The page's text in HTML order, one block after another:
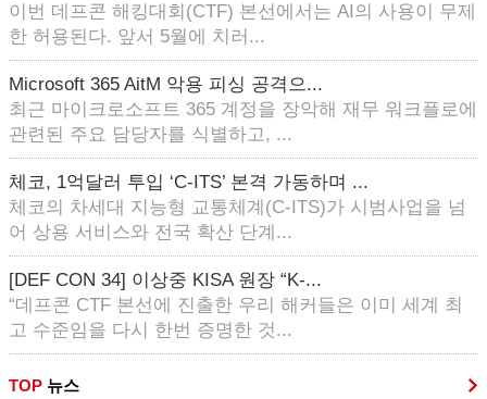
이번 데프콘 해킹대회(CTF) 본선에서는 AI의 사용이 무제
한 허용된다. 앞서 5월에 치러...
Microsoft 365 AitM 악용 피싱 공격으...
최근 마이크로소프트 365 계정을 장악해 재무 워크플로에
관련된 주요 담당자를 식별하고, ...
체코, 1억달러 투입 ‘C-ITS’ 본격 가동하며 ...
체코의 차세대 지능형 교통체계(C-ITS)가 시범사업을 넘
어 상용 서비스와 전국 확산 단계...
[DEF CON 34] 이상중 KISA 원장 “K-...
“데프콘 CTF 본선에 진출한 우리 해커들은 이미 세계 최
고 수준임을 다시 한번 증명한 것...
TOP 뉴스